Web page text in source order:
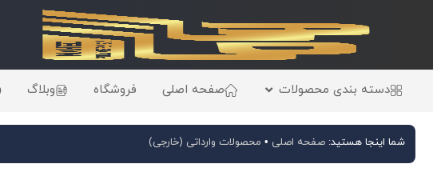
دسته بندی محصولات صفحه اصلی فروشگاه وبلاگ
شما اینجا هستید: صفحه اصلی • محصولات وارداتی (خارجی)